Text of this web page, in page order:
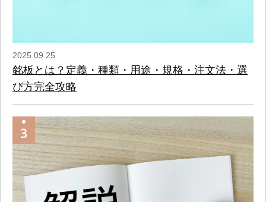
2025.09.25
銘板とは？定義・種類・用途・規格・注文法・選
び方完全攻略